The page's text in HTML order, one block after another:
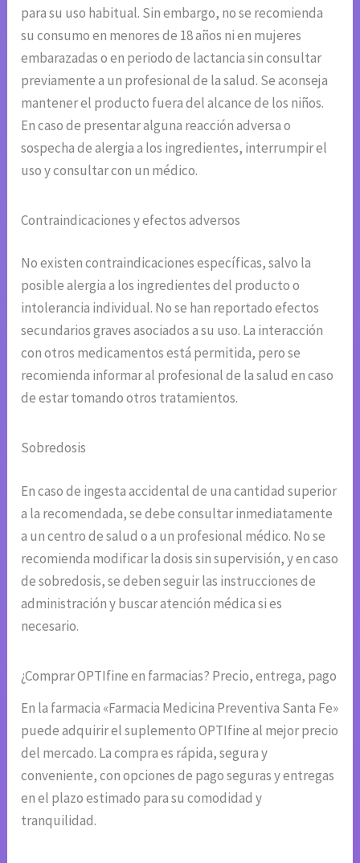
para su uso habitual. Sin embargo, no se recomienda
su consumo en menores de 18 años ni en mujeres
embarazadas o en periodo de lactancia sin consultar
previamente a un profesional de la salud. Se aconseja
mantener el producto fuera del alcance de los niños.
En caso de presentar alguna reacción adversa o
sospecha de alergia a los ingredientes, interrumpir el
uso y consultar con un médico.
Contraindicaciones y efectos adversos
No existen contraindicaciones específicas, salvo la
posible alergia a los ingredientes del producto o
intolerancia individual. No se han reportado efectos
secundarios graves asociados a su uso. La interacción
con otros medicamentos está permitida, pero se
recomienda informar al profesional de la salud en caso
de estar tomando otros tratamientos.
Sobredosis
En caso de ingesta accidental de una cantidad superior
a la recomendada, se debe consultar inmediatamente
a un centro de salud o a un profesional médico. No se
recomienda modificar la dosis sin supervisión, y en caso
de sobredosis, se deben seguir las instrucciones de
administración y buscar atención médica si es
necesario.
¿Comprar OPTIfine en farmacias? Precio, entrega, pago
En la farmacia «Farmacia Medicina Preventiva Santa Fe»
puede adquirir el suplemento OPTIfine al mejor precio
del mercado. La compra es rápida, segura y
conveniente, con opciones de pago seguras y entregas
en el plazo estimado para su comodidad y
tranquilidad.